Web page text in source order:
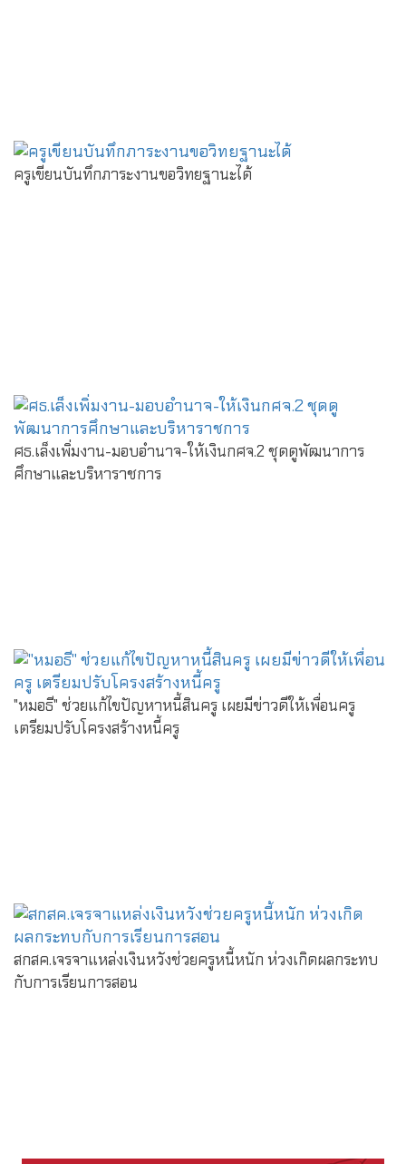
ครูเขียนบันทึกภาระงานขอวิทยฐานะได้
ศธ.เล็งเพิ่มงาน-มอบอำนาจ-ให้เงินกศจ.2 ชุดดูพัฒนาการ
ศึกษาและบริหาราชการ
"หมอธี" ช่วยแก้ไขปัญหาหนี้สินครู เผยมีข่าวดีให้เพื่อนครู
เตรียมปรับโครงสร้างหนี้ครู
สกสค.เจรจาแหล่งเงินหวังช่วยครูหนี้หนัก ห่วงเกิดผลกระทบ
กับการเรียนการสอน